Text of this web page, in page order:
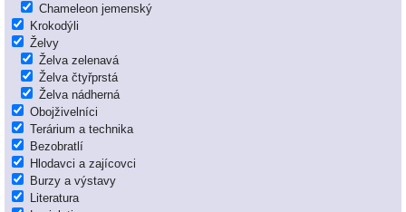
Chameleon jemenský
Krokodýli
Želvy
Želva zelenavá
Želva čtyřprstá
Želva nádherná
Obojživelníci
Terárium a technika
Bezobratlí
Hlodavci a zajícovci
Burzy a výstavy
Literatura